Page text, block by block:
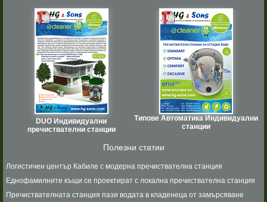
DUO Индивидуални
пречиствателни станции
Типове Автоматика Индивидуални
станции
Полезни статии
Логистичен център Кабиле с модерна пречиствателна станция
Еднофамилните къщи се проектират с локална пречиствателна станция
Пречиствателната станция пази водата в кладенеца от замърсяване